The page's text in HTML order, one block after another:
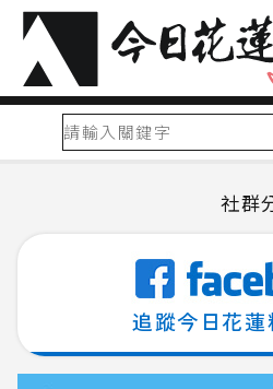
社群
追蹤今日花蓮